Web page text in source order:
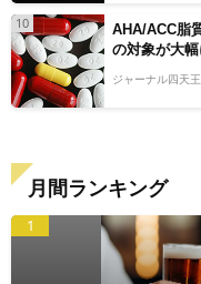
10
AHA/ACC脂
の対象が大
ジャーナル四天王
月間ランキング
1